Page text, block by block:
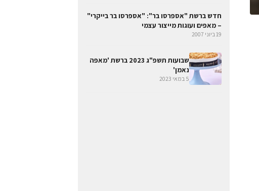
חדש ברשת "אספרסו בר": "אספרסו בר בייקרי"
– מאפים ועוגות מייצור עצמי
19 ביוני 2007
שבועות תשפ"ג 2023 ברשת 'מאפה
נאמן'
5 במאי 2023